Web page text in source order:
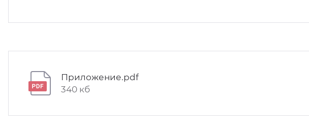
Приложение.pdf
340 кб